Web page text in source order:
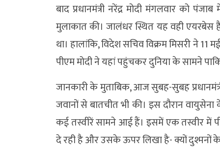
बाद प्रधानमंत्री नरेंद्र मोदी मंगलवार को
मुलाकात की। जालंधर स्थित यह वही एयरबेस
था। हालांकि, विदेश सचिव विक्रम मिसरी ने
पीएम मोदी ने यहां पहुंचकर दुनिया के सामने
जानकारी के मुताबिक, आज सुबह-सुबह
जवानों से बातचीत भी की। इस दौरान
कई तस्वीरें सामने आई हैं। इसमें एक तस्वीर में
दे रही है और उसके ऊपर लिखा है- क्यों दुश्मनों